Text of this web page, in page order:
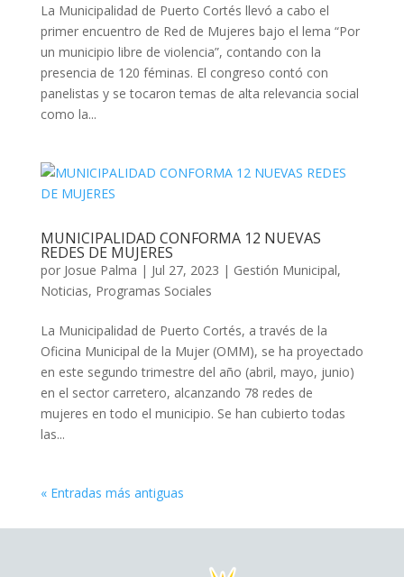
La Municipalidad de Puerto Cortés llevó a cabo el
primer encuentro de Red de Mujeres bajo el lema “Por
un municipio libre de violencia”, contando con la
presencia de 120 féminas. El congreso contó con
panelistas y se tocaron temas de alta relevancia social
como la...
MUNICIPALIDAD CONFORMA 12 NUEVAS
REDES DE MUJERES
por Josue Palma | Jul 27, 2023 | Gestión Municipal,
Noticias, Programas Sociales
La Municipalidad de Puerto Cortés, a través de la
Oficina Municipal de la Mujer (OMM), se ha proyectado
en este segundo trimestre del año (abril, mayo, junio)
en el sector carretero, alcanzando 78 redes de
mujeres en todo el municipio. Se han cubierto todas
las...
« Entradas más antiguas